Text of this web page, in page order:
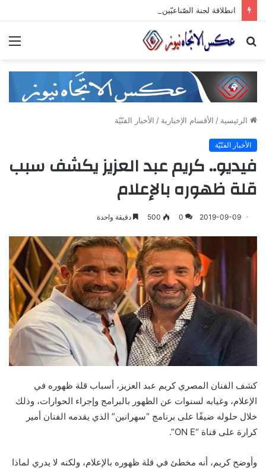
بحث
الرئيسية / الأقسام الإخبارية / الأخبار الفنّيّة
الأخبار الفنّيّة
فيديو.. كريم عبد العزيز يكشف سبب
قلة ظهوره بالإعلام
2019-09-09
0
500 دقيقة واحدة
كشف الفنان المصري كريم عبد العزيز، أسباب قلة ظهوره في
الإعلام، وغيابه لسنوات عن الظهور بالبرامج وإجراء الحوارات، وذلك
خلال حلوله ضيفًا على برنامج “سهرانين” الذي يقدمه الفنان أمير
كرارة على قناة “ON E”.
وأوضح كريم، أنه مخطئ في قلة ظهوره بالإعلام، ولكنه لا يدري لماذا